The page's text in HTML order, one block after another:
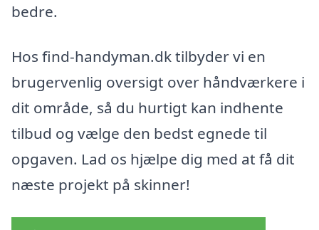
bedre.
Hos find-handyman.dk tilbyder vi en
brugervenlig oversigt over håndværkere i
dit område, så du hurtigt kan indhente
tilbud og vælge den bedst egnede til
opgaven. Lad os hjælpe dig med at få dit
næste projekt på skinner!